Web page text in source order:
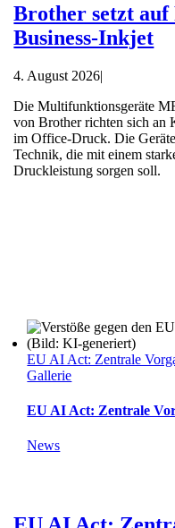
Brother setzt
Business-Inkjet
4. August 2026|
Die Multifunktionsgeräte
von Brother richten sich an
im Office-Druck. Die
Technik, die mit einem
Druckleistung sorgen soll.
EU AI Act: Zentrale
Gallerie
EU AI Act: Zentrale
News